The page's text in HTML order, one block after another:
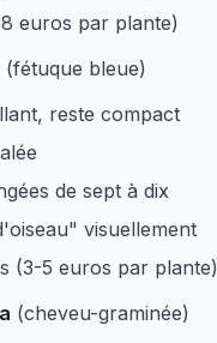
euros par plante)
(fétuque bleue)
reste compact
de sept à dix
visuellement
(3-5 euros par plante)
(cheveu-graminée)